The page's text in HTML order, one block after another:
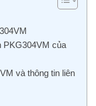
PKG304VM của
và thông tin liên